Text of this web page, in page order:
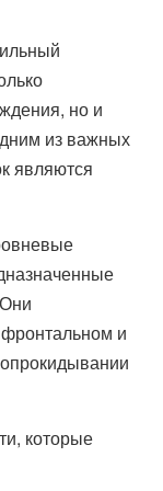
но и
из важных
являются
и
которые